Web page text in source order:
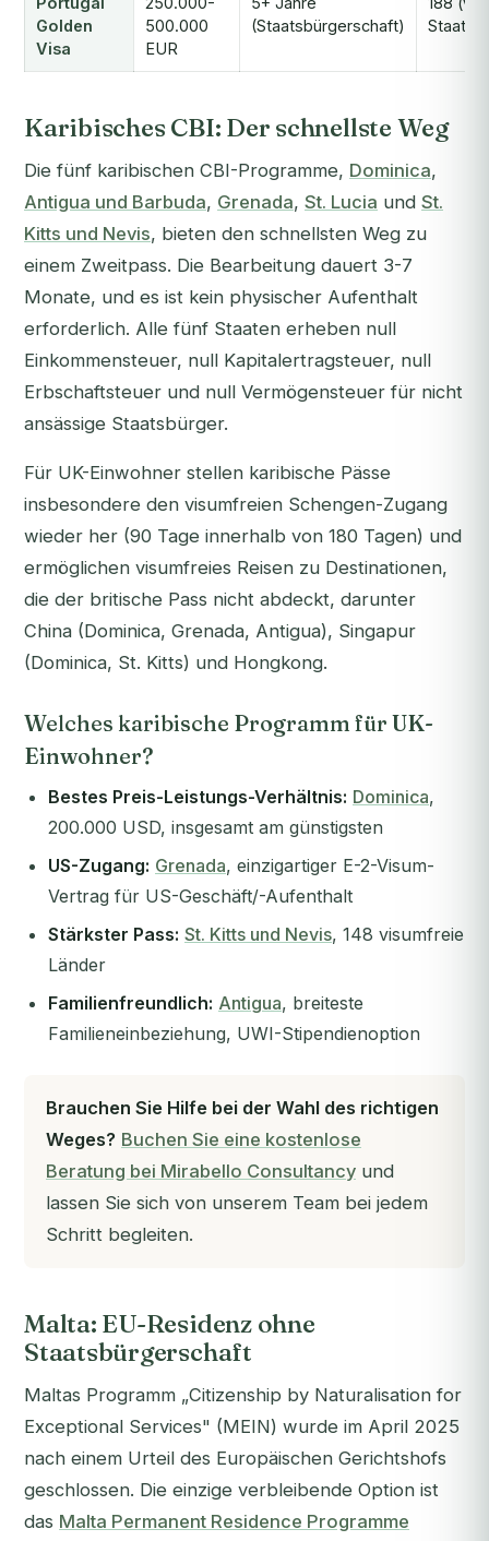
Golden
Visa
500.000
EUR
(Staatsbürgerschaft)
Karibisches CBI: Der schnellste Weg
Die fünf karibischen CBI-Programme, Dominica,
Antigua und Barbuda, Grenada, St. Lucia und St.
Kitts und Nevis, bieten den schnellsten Weg zu
einem Zweitpass. Die Bearbeitung dauert 3-7
Monate, und es ist kein physischer Aufenthalt
erforderlich. Alle fünf Staaten erheben null
Einkommensteuer, null Kapitalertragsteuer, null
Erbschaftsteuer und null Vermögensteuer für nicht
ansässige Staatsbürger.
Für UK-Einwohner stellen karibische Pässe
insbesondere den visumfreien Schengen-Zugang
wieder her (90 Tage innerhalb von 180 Tagen) und
ermöglichen visumfreies Reisen zu Destinationen,
die der britische Pass nicht abdeckt, darunter
China (Dominica, Grenada, Antigua), Singapur
(Dominica, St. Kitts) und Hongkong.
Welches karibische Programm für UK-
Einwohner?
Bestes Preis-Leistungs-Verhältnis: Dominica,
200.000 USD, insgesamt am günstigsten
US-Zugang: Grenada, einzigartiger E-2-Visum-
Vertrag für US-Geschäft/-Aufenthalt
Stärkster Pass: St. Kitts und Nevis, 148 visumfreie
Länder
Familienfreundlich: Antigua, breiteste
Familieneinbeziehung, UWI-Stipendienoption
Brauchen Sie Hilfe bei der Wahl des richtigen
Weges? Buchen Sie eine kostenlose
Beratung bei Mirabello Consultancy und
lassen Sie sich von unserem Team bei jedem
Schritt begleiten.
Malta: EU-Residenz ohne
Staatsbürgerschaft
Maltas Programm „Citizenship by Naturalisation for
Exceptional Services" (MEIN) wurde im April 2025
nach einem Urteil des Europäischen Gerichtshofs
geschlossen. Die einzige verbleibende Option ist
das Malta Permanent Residence Programme